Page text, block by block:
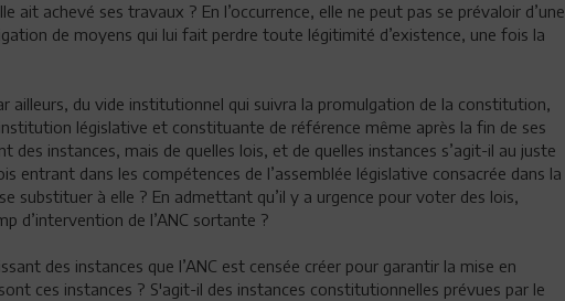
ait achevé ses travaux ? En l’occurrence, elle ne peut pas se prévaloir d’une
de moyens qui lui fait perdre toute légitimité d’existence, une fois la
ailleurs, du vide institutionnel qui suivra la promulgation de la constitution,
législative et constituante de référence même après la fin de ses
instances, mais de quelles lois, et de quelles instances s’agit-il au juste
entrant dans les compétences de l’assemblée législative consacrée dans la
substituer à elle ? En admettant qu’il y a urgence pour voter des lois,
d’intervention de l’ANC sortante ?
des instances que l’ANC est censée créer pour garantir la mise en
ces instances ? S'agit-il des instances constitutionnelles prévues par le